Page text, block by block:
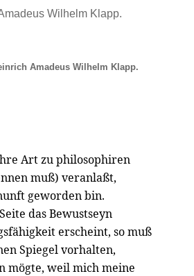
Wilhelm Klapp.
Amadeus Wilhelm Klapp.
Art zu philosophiren
muß) veranlaßt,
geworden bin.
das Bewustseyn
erscheint, so muß
Spiegel vorhalten,
mögte, weil mich meine